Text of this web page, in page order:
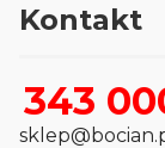
Kontakt
343